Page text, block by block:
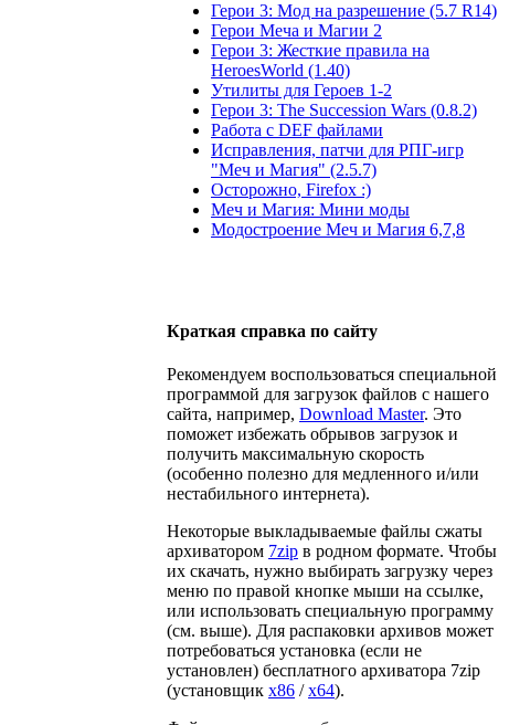
Герои 3: Мод на разрешение (5.7 R14)
Герои Меча и Магии 2
Герои 3: Жесткие правила на
HeroesWorld (1.40)
Утилиты для Героев 1-2
Герои 3: The Succession Wars (0.8.2)
Работа с DEF файлами
Исправления, патчи для РПГ-игр
"Меч и Магия" (2.5.7)
Осторожно, Firefox :)
Меч и Магия: Мини моды
Модостроение Mеч и Mагия 6,7,8
Краткая справка по сайту
Рекомендуем воспользоваться специальной
программой для загрузок файлов с нашего
сайта, например, Download Master. Это
поможет избежать обрывов загрузок и
получить максимальную скорость
(особенно полезно для медленного и/или
нестабильного интернета).
Некоторые выкладываемые файлы сжаты
архиватором 7zip в родном формате. Чтобы
их скачать, нужно выбирать загрузку через
меню по правой кнопке мыши на ссылке,
или использовать специальную программу
(см. выше). Для распаковки архивов может
потребоваться установка (если не
установлен) бесплатного архиватора 7zip
(установщик x86 /x64).